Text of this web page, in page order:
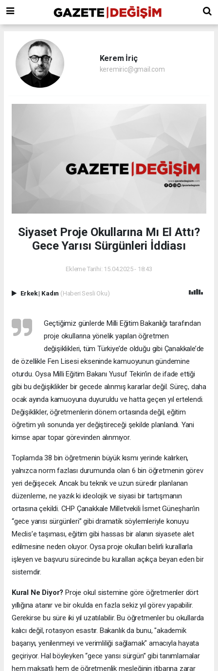
Kerem İriç
keremiric@gmail.com
Siyaset Proje Okullarına Mı El Attı?
Gece Yarısı Sürgünleri İddiası
Ekleme Tarihi: 15.04.2025 - 18:43
Erkek| Kadın (Haberi Sesli Oku)
Geçtiğimiz günlerde Milli Eğitim Bakanlığı tarafından
proje okullarına yönelik yapılan öğretmen
değişiklikleri, tüm Türkiye’de olduğu gibi Çanakkale’de
de özellikle Fen Lisesi ekseninde kamuoyunun gündemine
oturdu. Oysa Milli Eğitim Bakanı Yusuf Tekin’in de ifade ettiği
gibi bu değişiklikler bir gecede alınmış kararlar değil. Süreç, daha
ocak ayında kamuoyuna duyuruldu ve hatta geçen yıl ertelendi.
Değişiklikler, öğretmenlerin dönem ortasında değil, eğitim
öğretim yılı sonunda yer değiştireceği şekilde planlandı. Yani
kimse apar topar görevinden alınmıyor.
Toplamda 38 bin öğretmenin büyük kısmı yerinde kalırken,
yalnızca norm fazlası durumunda olan 6 bin öğretmenin görev
yeri değişecek. Ancak bu teknik ve uzun süredir planlanan
düzenleme, ne yazık ki ideolojik ve siyasi bir tartışmanın
ortasına çekildi. CHP Çanakkale Milletvekili İsmet Güneşhan’ın
“gece yarısı sürgünleri” gibi dramatik söylemleriyle konuyu
Meclis’e taşıması, eğitim gibi hassas bir alanın siyasete alet
edilmesine neden oluyor. Oysa proje okulları belirli kurallarla
işleyen ve başvuru sürecinde bu kuralları açıkça beyan eden bir
sistemdir.
Kural Ne Diyor? Proje okul sistemine göre öğretmenler dört
yıllığına atanır ve bir okulda en fazla sekiz yıl görev yapabilir.
Gerekirse bu süre iki yıl uzatılabilir. Bu öğretmenler bu okullarda
kalıcı değil, rotasyon esastır. Bakanlık da bunu, "akademik
başarıyı, yenilenmeyi ve verimliliği sağlamak" amacıyla hayata
geçiriyor. Hal böyleyken “gece yarısı sürgün” gibi tanımlamalar
hem maksatlı hem de öğretmenlik mesleğinin itibarına zarar